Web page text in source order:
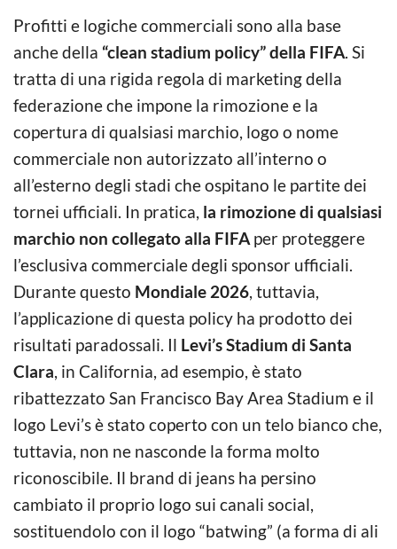
Profitti e logiche commerciali sono alla base
anche della “clean stadium policy” della FIFA. Si
tratta di una rigida regola di marketing della
federazione che impone la rimozione e la
copertura di qualsiasi marchio, logo o nome
commerciale non autorizzato all’interno o
all’esterno degli stadi che ospitano le partite dei
tornei ufficiali. In pratica, la rimozione di qualsiasi
marchio non collegato alla FIFA per proteggere
l’esclusiva commerciale degli sponsor ufficiali.
Durante questo Mondiale 2026, tuttavia,
l’applicazione di questa policy ha prodotto dei
risultati paradossali. Il Levi’s Stadium di Santa
Clara, in California, ad esempio, è stato
ribattezzato San Francisco Bay Area Stadium e il
logo Levi’s è stato coperto con un telo bianco che,
tuttavia, non ne nasconde la forma molto
riconoscibile. Il brand di jeans ha persino
cambiato il proprio logo sui canali social,
sostituendolo con il logo “batwing” (a forma di ali